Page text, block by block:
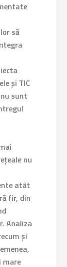
să
și TIC
sunt
nu
atât
fir, din
Analiza
și
mare